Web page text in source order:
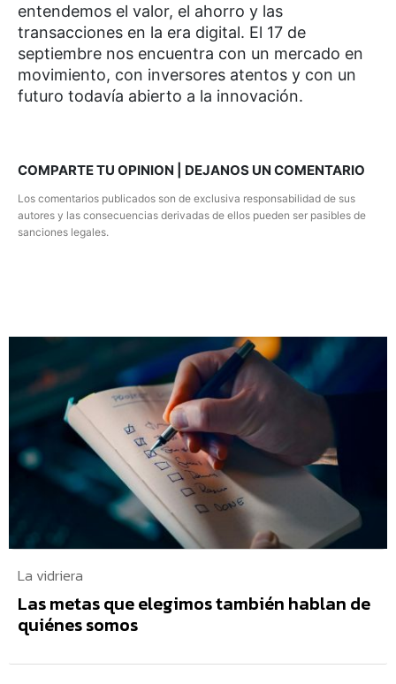
entendemos el valor, el ahorro y las
transacciones en la era digital. El 17 de
septiembre nos encuentra con un mercado en
movimiento, con inversores atentos y con un
futuro todavía abierto a la innovación.
COMPARTE TU OPINION | DEJANOS UN COMENTARIO
Los comentarios publicados son de exclusiva responsabilidad de sus
autores y las consecuencias derivadas de ellos pueden ser pasibles de
sanciones legales.
La vidriera
Las metas que elegimos también hablan de
quiénes somos